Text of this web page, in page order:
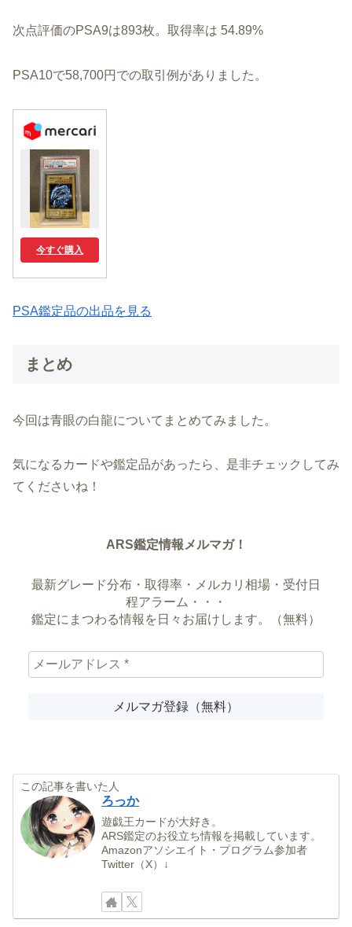
次点評価のPSA9は893枚。取得率は 54.89%
PSA10で58,700円での取引例がありました。
今すぐ購入
PSA鑑定品の出品を見る
まとめ
今回は青眼の白龍についてまとめてみました。
気になるカードや鑑定品があったら、是非チェックしてみ
てくださいね！
ARS鑑定情報メルマガ！
最新グレード分布・取得率・メルカリ相場・受付日
程アラーム・・・
鑑定にまつわる情報を日々お届けします。（無料）
この記事を書いた人
ろっか
遊戯王カードが大好き。
ARS鑑定のお役立ち情報を掲載しています。
Amazonアソシエイト・プログラム参加者
Twitter（X）↓